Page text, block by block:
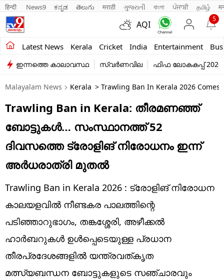
हिन्दी News9 ಕನ್ನಡ తెలుగు मराठी ગુજરાતી বাংলা ਪੰਜਾਬੀ தமிழ்
AQI
5
Latest News Kerala Cricket India Entertainment
Kerala
India
Entertainment
Business
Education
Sports
Lifestyle
world
Technology
Religion
Web Story
ഇന്നത്തെ കാലാവസ്ഥ സ്വർണവില ഫിഫ ലോകകപ്പ് 2026
Malayalam News Kerala > Trawling Ban In Kerala 2026
Trawling Ban in Kerala: തീരമണഞ്ഞ്
ബോട്ടുകൾ… സംസ്ഥാനത്ത് 52
ദിവസത്തെ ട്രോളിങ് നിരോധനം ഇന്ന്
അർധരാത്രി മുതൽ
Trawling Ban in Kerala 2026 : ട്രോളിങ് നിരോധന
കാലയളവിൽ നീണ്ടകര പാലത്തിന്റെ
പടിഞ്ഞാറുഭാഗം, തങ്കശ്ശേരി, അഴീക്കൽ
ഹാർബറുകൾ ഉൾപ്പെടെയുള്ള പ്രധാന
തീരപ്രദേശങ്ങളിൽ യന്ത്രവത്കൃത
മത്സ്യബന്ധന ബോട്ടുകളുടെ സഞ്ചാരവും